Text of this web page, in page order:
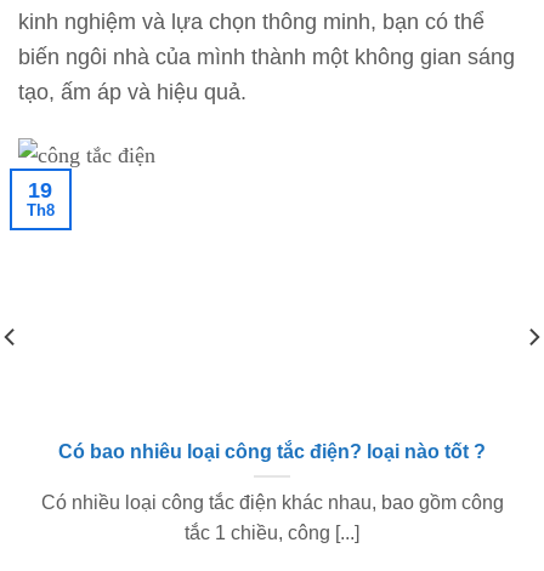
kinh nghiệm và lựa chọn thông minh, bạn có thể
biến ngôi nhà của mình thành một không gian sáng
tạo, ấm áp và hiệu quả.
Có bao nhiêu loại công tắc điện? loại nào tốt ?
Có nhiều loại công tắc điện khác nhau, bao gồm công
tắc 1 chiều, công [...]
19
Th8